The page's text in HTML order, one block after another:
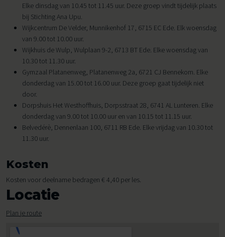
Elke dinsdag van 10.45 tot 11.45 uur. Deze groep vindt tijdelijk plaats
bij Stichting Ana Upu.
Wijkcentrum De Velder, Munnikenhof 17, 6715 EC Ede. Elk woensdag
van 9.00 tot 10.00 uur.
Wijkhuis de Wulp, Wulplaan 9-2, 6713 BT Ede. Elke woensdag van
10.30 tot 11.30 uur.
Gymzaal Platanenweg, Platanenweg 2a, 6721 CJ Bennekom. Elke
donderdag van 15.00 tot 16.00 uur. Deze groep gaat tijdelijk niet
door.
Dorpshuis Het Westhoffhuis, Dorpsstraat 28, 6741 AL Lunteren. Elke
donderdag van 9.00 tot 10.00 uur en van 10.15 tot 11.15 uur.
Belvedérè, Dennenlaan 100, 6711 RB Ede. Elke vrijdag van 10.30 tot
11.30 uur.
Kosten
Kosten voor deelname bedragen € 4,40 per les.
Locatie
Plan je route